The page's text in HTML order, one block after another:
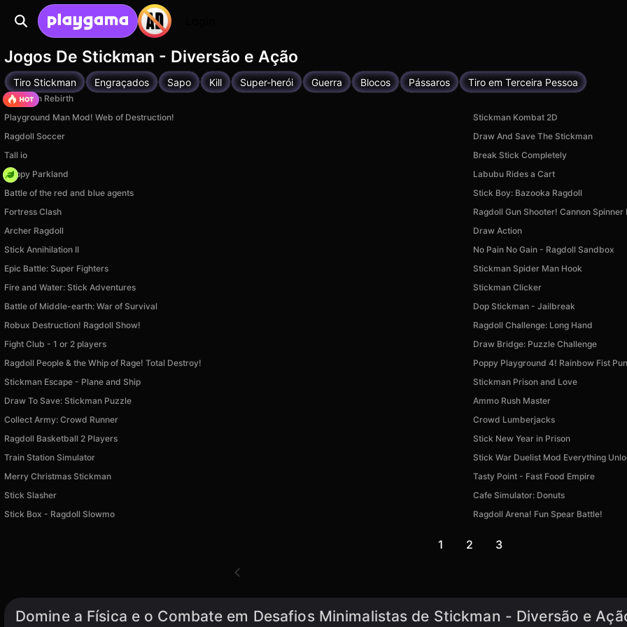
Jogos De Stickman - Diversão e Ação
Tiro Stickman Engraçados Sapo Kill Super-herói Guerra Blocos Pássaros Tiro em Terceira Pessoa
Stickman Rebirth
Playground Man Mod! Web of Destruction!
Stickman Kombat 2D
Ragdoll Soccer
Draw And Save The Stickman
Tall io
Break Stick Completely
Happy Parkland
Labubu Rides a Cart
Battle of the red and blue agents
Stick Boy: Bazooka Ragdoll
Fortress Clash
Ragdoll Gun Shooter! Cannon Spinner
Archer Ragdoll
Draw Action
Stick Annihilation II
No Pain No Gain - Ragdoll Sandbox
Epic Battle: Super Fighters
Stickman Spider Man Hook
Fire and Water: Stick Adventures
Stickman Clicker
Battle of Middle-earth: War of Survival
Dop Stickman - Jailbreak
Robux Destruction! Ragdoll Show!
Ragdoll Challenge: Long Hand
Fight Club - 1 or 2 players
Draw Bridge: Puzzle Challenge
Ragdoll People & the Whip of Rage! Total Destroy!
Poppy Playground 4! Rainbow Fist
Stickman Escape - Plane and Ship
Stickman Prison and Love
Draw To Save: Stickman Puzzle
Ammo Rush Master
Collect Army: Crowd Runner
Crowd Lumberjacks
Ragdoll Basketball 2 Players
Stick New Year in Prison
Train Station Simulator
Stick War Duelist Mod Everything
Merry Christmas Stickman
Tasty Point - Fast Food Empire
Stick Slasher
Cafe Simulator: Donuts
Stick Box - Ragdoll Slowmo
Ragdoll Arena! Fun Spear Battle!
1 2 3
Domine a Física e o Combate em Desafios Minimalistas de Stickman - Diversão e